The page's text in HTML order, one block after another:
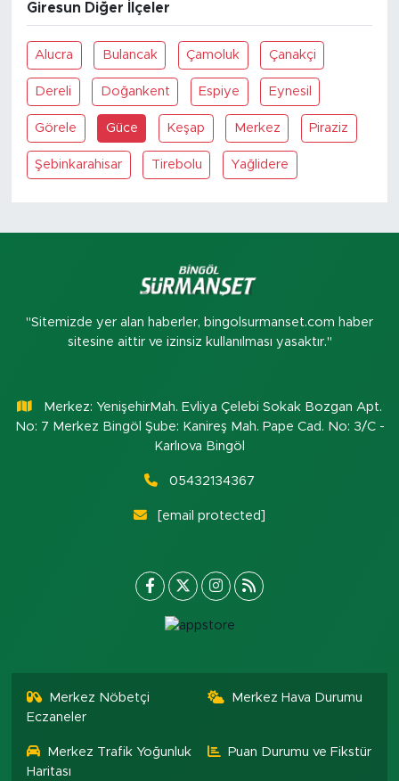
Giresun Diğer İlçeler
Alucra Bulancak Çamoluk Çanakçi
Dereli Doğankent Espiye Eynesil
Görele Güce Keşap Merkez Piraziz
Şebinkarahisar Tirebolu Yağlidere
"Sitemizde yer alan haberler, bingolsurmanset.com haber
sitesine aittir ve izinsiz kullanılması yasaktır."
Merkez: YenişehirMah. Evliya Çelebi Sokak Bozgan Apt.
No: 7 Merkez Bingöl Şube: Kanireş Mah. Pape Cad. No: 3/C -
Karlıova Bingöl
05432134367
[email protected]
Merkez Nöbetçi
Eczaneler
Merkez Hava Durumu
Merkez Trafik Yoğunluk
Haritası
Puan Durumu ve Fikstür